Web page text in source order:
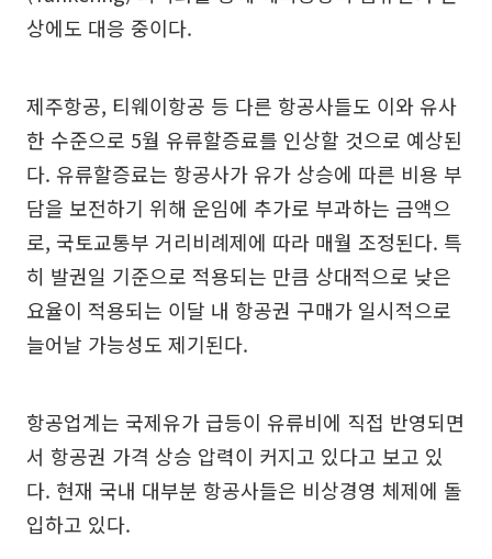
상에도 대응 중이다.
제주항공, 티웨이항공 등 다른 항공사들도 이와 유사
한 수준으로 5월 유류할증료를 인상할 것으로 예상된
다. 유류할증료는 항공사가 유가 상승에 따른 비용 부
담을 보전하기 위해 운임에 추가로 부과하는 금액으
로, 국토교통부 거리비례제에 따라 매월 조정된다. 특
히 발권일 기준으로 적용되는 만큼 상대적으로 낮은
요율이 적용되는 이달 내 항공권 구매가 일시적으로
늘어날 가능성도 제기된다.
항공업계는 국제유가 급등이 유류비에 직접 반영되면
서 항공권 가격 상승 압력이 커지고 있다고 보고 있
다. 현재 국내 대부분 항공사들은 비상경영 체제에 돌
입하고 있다.